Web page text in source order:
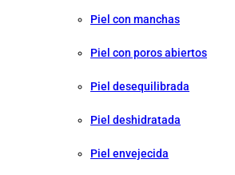
Piel con manchas
Piel con poros abiertos
Piel desequilibrada
Piel deshidratada
Piel envejecida